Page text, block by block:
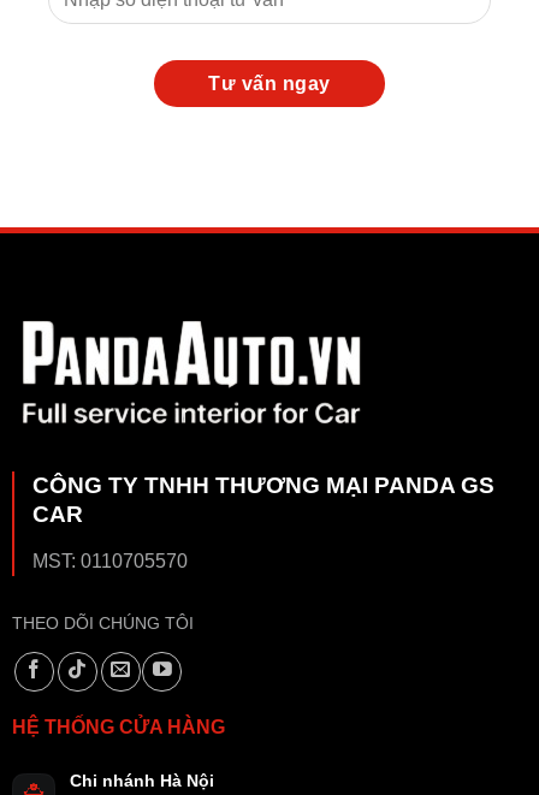
CÔNG TY TNHH THƯƠNG MẠI PANDA GS
CAR
MST: 0110705570
THEO DÕI CHÚNG TÔI
HỆ THỐNG CỬA HÀNG
Chi nhánh Hà Nội